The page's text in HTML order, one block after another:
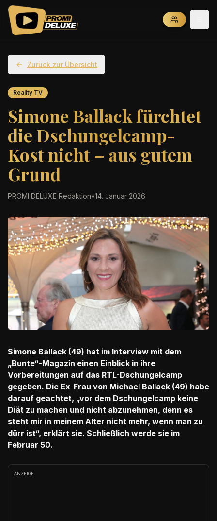
Zurück zur Übersicht
Reality TV
Simone Ballack fürchtet
die Dschungelcamp-
Kost nicht – aus gutem
Grund
PROMI DELUXE Redaktion•14. Januar 2026
Simone Ballack (49) hat im Interview mit dem
„Bunte“-Magazin einen Einblick in ihre
Vorbereitungen auf das RTL-Dschungelcamp
gegeben. Die Ex-Frau von Michael Ballack (49) habe
darauf geachtet, „vor dem Dschungelcamp keine
Diät zu machen und nicht abzunehmen, denn es
steht mir in meinem Alter nicht mehr, wenn man zu
dürr ist“, erklärt sie. Schließlich werde sie im
Februar 50.
ANZEIGE